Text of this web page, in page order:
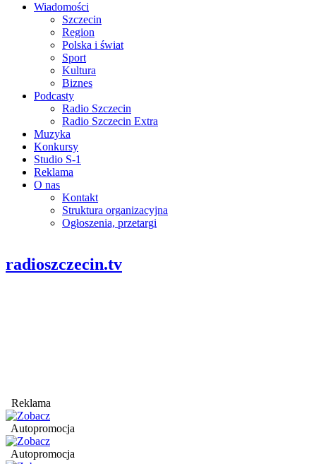
Wiadomości
Szczecin
Region
Polska i świat
Sport
Kultura
Biznes
Podcasty
Radio Szczecin
Radio Szczecin Extra
Muzyka
Konkursy
Studio S-1
Reklama
O nas
Kontakt
Struktura organizacyjna
Ogłoszenia, przetargi
radioszczecin.tv
Reklama
Autopromocja
Autopromocja